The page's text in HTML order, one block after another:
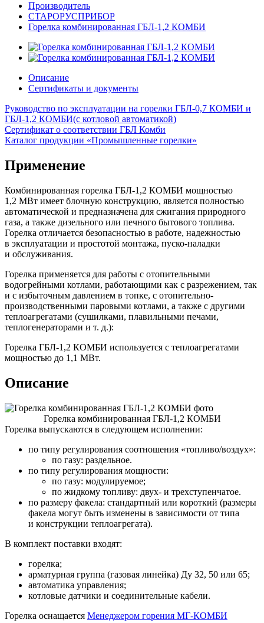
Производитель
СТАРОРУСПРИБОР
Горелка комбинированная ГБЛ-1,2 КОМБИ
Описание
Сертификаты и документы
Руководство по эксплуатации на горелки ГБЛ-0,7 КОМБИ и
ГБЛ-1,2 КОМБИ(с котловой автоматикой)
Сертификат о соответствии ГБЛ Комби
Каталог продукции «Промышленные горелки»
Применение
Комбинированная горелка ГБЛ-1,2 КОМБИ мощностью
1,2 МВт имеет блочную конструкцию, является полностью
автоматической и предназначена для сжигания природного
газа, а также дизельного или печного бытового топлива.
Горелка отличается безопасностью в работе, надежностью
в эксплуатации и простотой монтажа, пуско-наладки
и обслуживания.
Горелка применяется для работы с отопительными
водогрейными котлами, работающими как с разрежением, так
и с избыточным давлением в топке, с отопительно-
производственными паровыми котлами, а также с другими
теплоагрегатами (сушилками, плавильными печами,
теплогенераторами и т. д.):
Горелка ГБЛ-1,2 КОМБИ используется с теплоагрегатами
мощностью до 1,1 МВт.
Описание
Горелка комбинированная ГБЛ-1,2 КОМБИ
Горелка выпускаются в следующем исполнении:
по типу регулирования соотношения «топливо/воздух»:
по газу: раздельное.
по типу регулирования мощности:
по газу: модулируемое;
по жидкому топливу: двух- и трехступенчатое.
по размеру факела: стандартный или короткий (размеры
факела могут быть изменены в зависимости от типа
и конструкции теплоагрегата).
В комплект поставки входят:
горелка;
арматурная группа (газовая линейка) Ду 32, 50 или 65;
автоматика управления;
котловые датчики и соединительные кабели.
Горелка оснащается Менеджером горения МГ-КОМБИ